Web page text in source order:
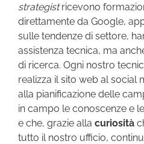
strategistricevono
direttamente da Google,
sulle tendenze di settore,
assistenza tecnica, ma
di ricerca. Ogni nostro
realizza il sito web al social
alla pianificazione delle
in campo le conoscenze e
e che, grazie alla curiosità
tutto il nostro ufficio,